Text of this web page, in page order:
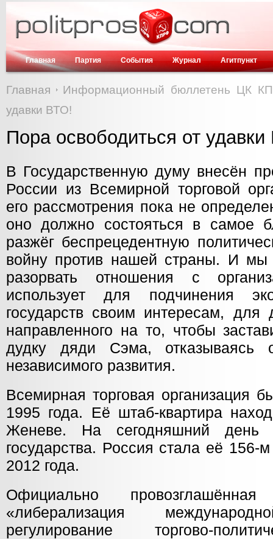
Главная Партия События Журнал Агитпункт
Главная
Информационный бюллетень ЦК
удавки ВТО!
Пора освободиться от
В Государственную думу внесён
России из Всемирной торговой
его рассмотрения пока не
оно должно состояться в самое
разжёг беспрецедентную
войну против нашей страны. И мы
разорвать отношения с
использует для подчинения
государств своим интересам,
направленного на то, чтобы
дудку дяди Сэма, отказываясь
независимого развития.
Всемирная торговая организация
1995 года. Её штаб-квартира
Женеве. На сегодняшний
государства. Россия стала её 156-
2012 года.
Официально
«либерализация
регулирование торгово-